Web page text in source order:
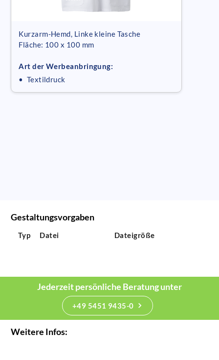
Kurzarm-Hemd, Linke kleine Tasche
Fläche: 100 x 100 mm
Art der Werbeanbringung:
• Textildruck
Gestaltungsvorgaben
Typ Datei Dateigröße
Jederzeit persönliche Beratung unter
+49 5451 9435-0
Weitere Infos: